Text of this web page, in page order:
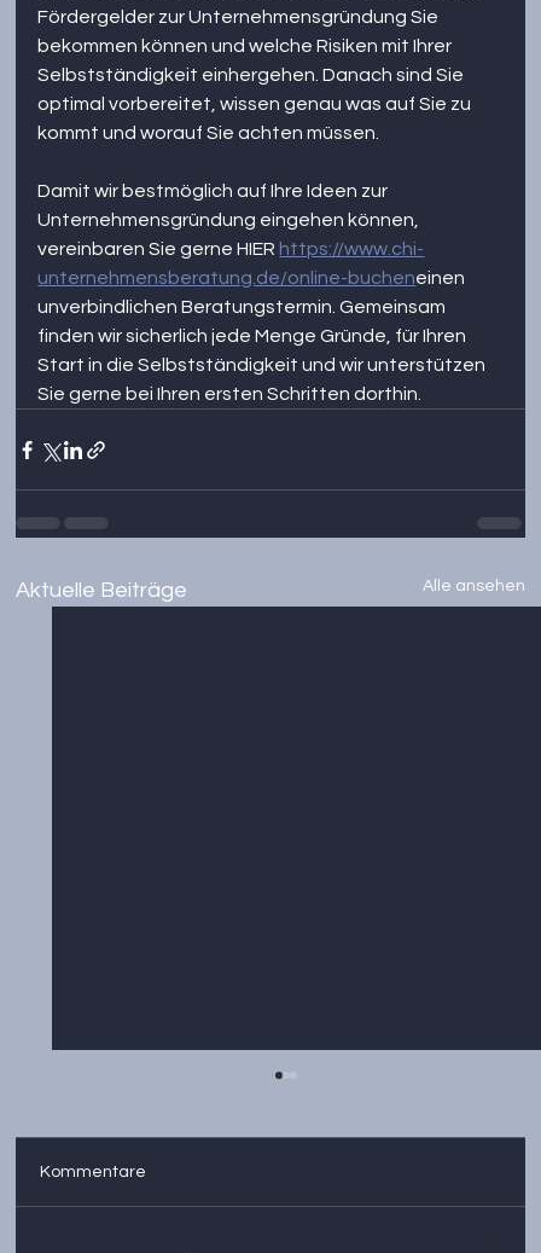
Fördergelder zur Unternehmensgründung Sie
bekommen können und welche Risiken mit Ihrer
Selbstständigkeit einhergehen. Danach sind Sie
optimal vorbereitet, wissen genau was auf Sie zu
kommt und worauf Sie achten müssen.
Damit wir bestmöglich auf Ihre Ideen zur
Unternehmensgründung eingehen können,
vereinbaren Sie gerne HIER https://www.chi-
unternehmensberatung.de/online-bucheneinen
unverbindlichen Beratungstermin. Gemeinsam
finden wir sicherlich jede Menge Gründe, für Ihren
Start in die Selbstständigkeit und wir unterstützen
Sie gerne bei Ihren ersten Schritten dorthin.
Aktuelle Beiträge Alle ansehen
Kommentare